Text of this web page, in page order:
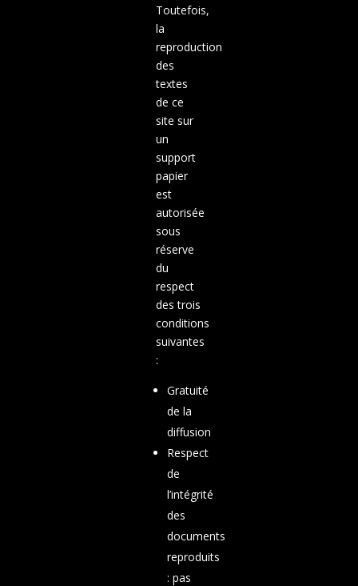
Toutefois,
la
reproduction
des
textes
de ce
site sur
un
support
papier
est
autorisée
sous
réserve
du
respect
des trois
conditions
suivantes
:
Gratuité
de la
diffusion
Respect
de
l’intégrité
des
documents
reproduits
: pas